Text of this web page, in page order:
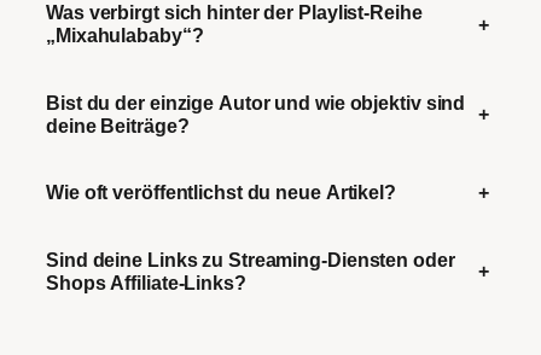
Was verbirgt sich hinter der Playlist-Reihe
„Mixahulababy“?
+
Bist du der einzige Autor und wie objektiv sind
deine Beiträge?
+
Wie oft veröffentlichst du neue Artikel? +
Sind deine Links zu Streaming-Diensten oder
Shops Affiliate-Links?
+